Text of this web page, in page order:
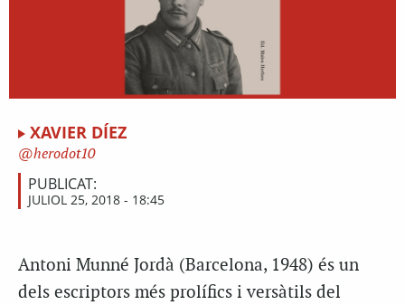
XAVIER DÍEZ
herodot10
PUBLICAT:
JULIOL 25, 2018 - 18:45
Antoni Munné Jordà (Barcelona, 1948) és un
dels escriptors més prolífics i versàtils del